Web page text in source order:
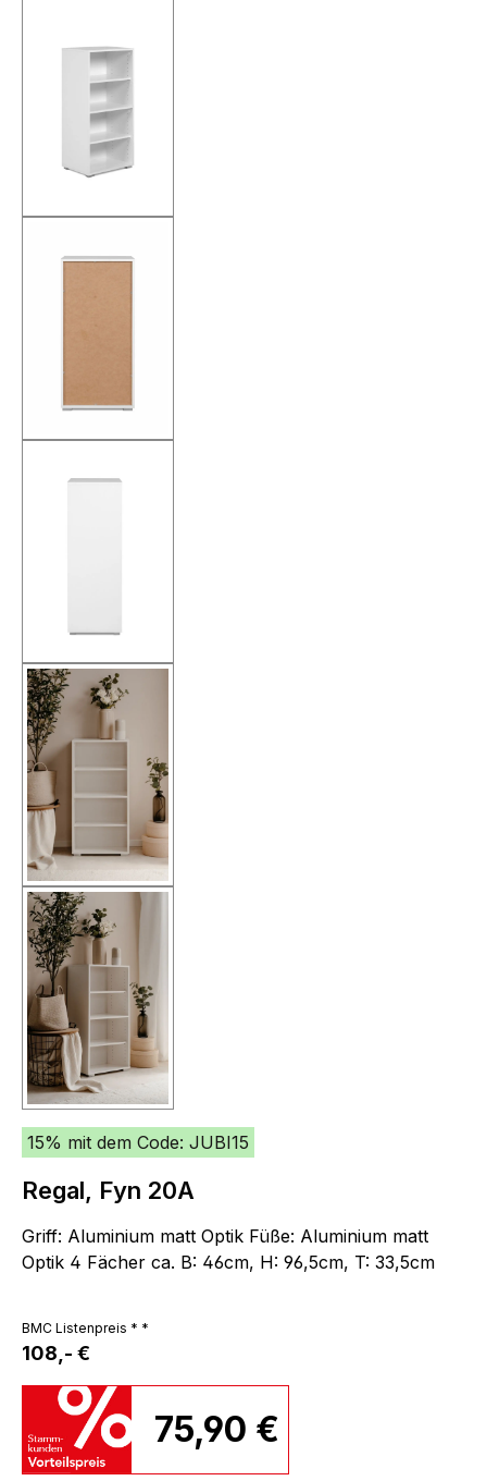
15% mit dem Code: JUBI15
Regal, Fyn 20A
Griff: Aluminium matt Optik Füße: Aluminium matt
Optik 4 Fächer ca. B: 46cm, H: 96,5cm, T: 33,5cm
BMC Listenpreis * *
108,- €
75,90 €